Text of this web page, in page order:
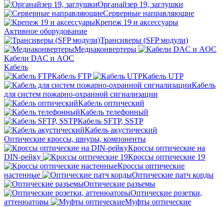
Органайзер 19, заглушки
Серверные направляющие
Крепеж 19 и аксессуары
Активное оборудование
Трансиверы (SFP модули)
Медиаконвертеры
Кабели DAC и AOC
Кабель
Кабель FTP
Кабель UTP
Кабель
для систем пожарно-охранной сигнализации
Кабель оптический
Кабель телефонный
Кабель SFTP, SSTP
Кабель акустический
Оптические кроссы, шнуры, компоненты
Кроссы оптические на
DIN-рейку
Кроссы оптические 19
Кроссы оптические
настенные
Оптические патч корды
Оптические разъемы
Оптические розетки,
аттенюаторы
Муфты оптические